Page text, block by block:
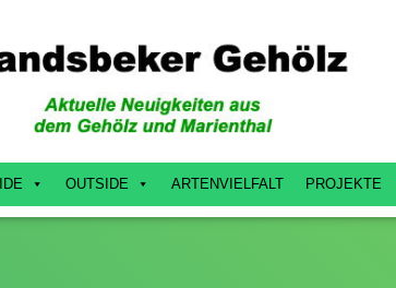
OUTSIDE ARTENVIELFALT PROJEKTE